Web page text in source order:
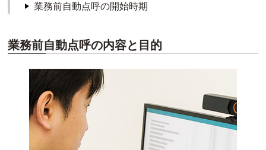
業務前自動点呼の開始時期
業務前自動点呼の内容と目的